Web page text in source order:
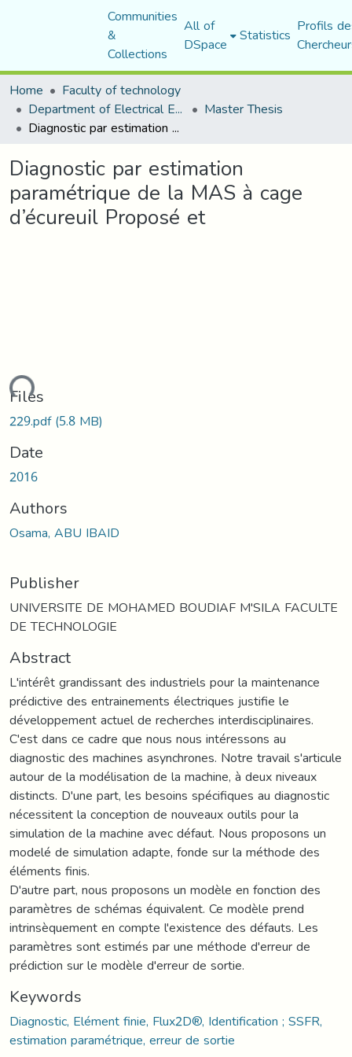
Communities
&
Collections
All of
DSpace Statistics Profils
Home
Faculty of technology
Department of Electrical Engineering Master Thesis
Diagnostic par estimation paramétrique de la MAS à cage d’écureuil Proposé et
Diagnostic par estimation
paramétrique de la MAS à cage
d’écureuil Proposé et
Files
229.pdf(5.8 MB)
Date
2016
Authors
Osama, ABU IBAID
Publisher
UNIVERSITE DE MOHAMED BOUDIAF M'SILA FACULTE
DE TECHNOLOGIE
Abstract
L'intérêt grandissant des industriels pour la maintenance
prédictive des entrainements électriques justifie le
développement actuel de recherches interdisciplinaires.
C'est dans ce cadre que nous nous intéressons au
diagnostic des machines asynchrones. Notre travail s'articule
autour de la modélisation de la machine, à deux niveaux
distincts. D'une part, les besoins spécifiques au diagnostic
nécessitent la conception de nouveaux outils pour la
simulation de la machine avec défaut. Nous proposons un
modelé de simulation adapte, fonde sur la méthode des
éléments finis.
D'autre part, nous proposons un modèle en fonction des
paramètres de schémas équivalent. Ce modèle prend
intrinsèquement en compte l'existence des défauts. Les
paramètres sont estimés par une méthode d'erreur de
prédiction sur le modèle d'erreur de sortie.
Keywords
Diagnostic, Elément finie, Flux2D®, Identification ; SSFR,
estimation paramétrique, erreur de sortie